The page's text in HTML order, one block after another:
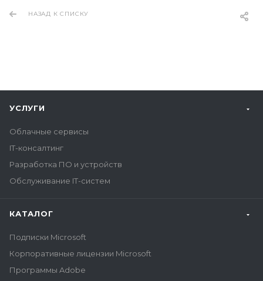
НАЗАД К СПИСКУ
УСЛУГИ
Облачные сервисы
IT-консалтинг
Разработка ПО и устройств
Обслуживание IT-систем
КАТАЛОГ
Подписки Microsoft
Корпоративные лицензии Microsoft
Программы Adobe